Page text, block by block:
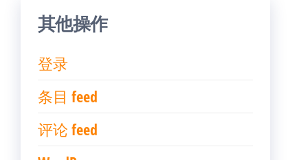
其他操作
登录
条目 feed
评论 feed